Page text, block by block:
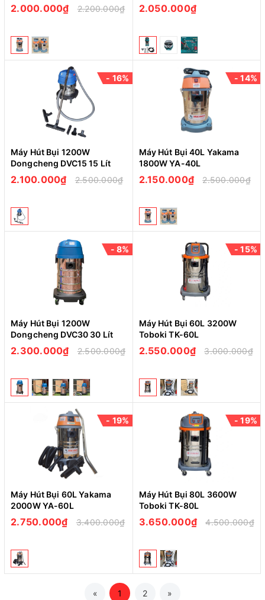
2.000.000₫ 2.200.000₫ 2.050.000₫
- 16%
Máy Hút Bụi 1200W
Dongcheng DVC15 15 Lít
2.100.000₫ 2.500.000₫
- 14%
Máy Hút Bụi 40L Yakama
1800W YA-40L
2.150.000₫ 2.500.000₫
- 8%
Máy Hút Bụi 1200W
Dongcheng DVC30 30 Lít
2.300.000₫ 2.500.000₫
- 15%
Máy Hút Bụi 60L 3200W
Toboki TK-60L
2.550.000₫ 3.000.000₫
- 19%
Máy Hút Bụi 60L Yakama
2000W YA-60L
2.750.000₫ 3.400.000₫
- 19%
Máy Hút Bụi 80L 3600W
Toboki TK-80L
3.650.000₫ 4.500.000₫
« 1 2 »